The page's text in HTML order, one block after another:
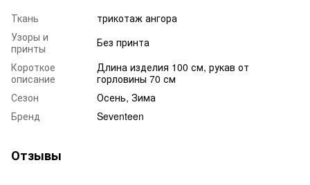
Ткань
трикотаж ангора
Узоры и
принты
Без принта
Короткое
описание
Длина изделия 100 см, рукав от
горловины 70 см
Сезон
Осень, Зима
Бренд
Seventeen
Отзывы